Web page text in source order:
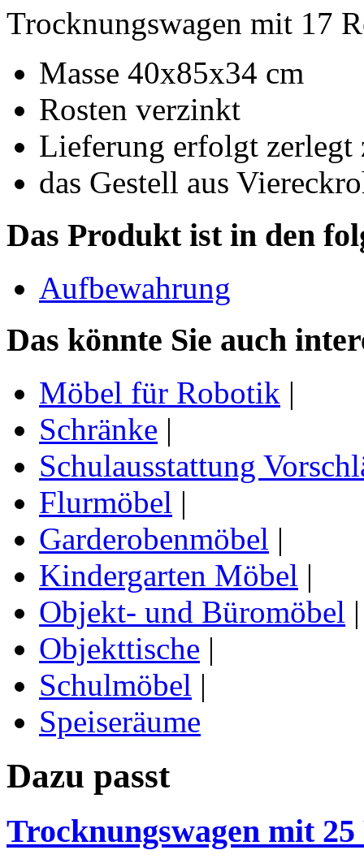
Trocknungswagen mit 17
Masse 40x85x34 cm
Rosten verzinkt
Lieferung erfolgt zerlegt
das Gestell aus
Das Produkt ist in den
Aufbewahrung
Das könnte Sie auch
Möbel für Robotik |
Schränke |
Schulausstattung
Flurmöbel |
Garderobenmöbel |
Kindergarten Möbel |
Objekt- und Büromöbel |
Objekttische |
Schulmöbel |
Speiseräume
Dazu passt
Trocknungswagen mit 25